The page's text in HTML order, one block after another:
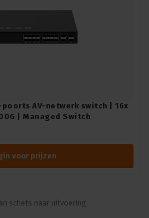
poorts AV-netwerk switch | 16x
| Managed Switch
voor prijzen
schets naar uitvoering